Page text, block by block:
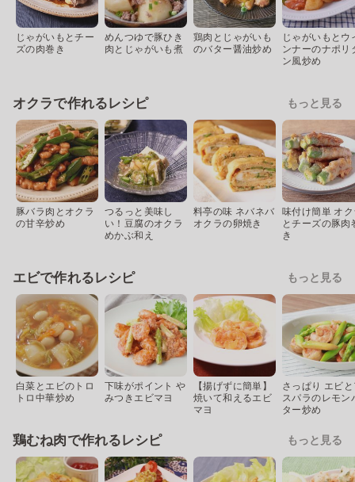
じゃがいもとチー
ズの肉巻き
めんつゆで豚ひき
肉とじゃがいも煮
鶏肉とじゃがいも
のバター醤油炒め
じゃがいもとウ
ンナーのナポリ
ン風炒め
オクラで作れるレシピ もっと見る
豚バラ肉とオクラ
の甘辛炒め
つるっと美味し
い！豆腐のオクラ
めかぶ和え
料亭の味 ネバネバ
オクラの卵焼き
味付け簡単 オ
とチーズの豚肉
き
エビで作れるレシピ もっと見る
白菜とエビのトロ
トロ中華炒め
下味がポイント や
みつきエビマヨ
【揚げずに簡単】
焼いて和えるエビ
マヨ
さっぱり エビ
スパラのレモン
ター炒め
鶏むね肉で作れるレシピ もっと見る